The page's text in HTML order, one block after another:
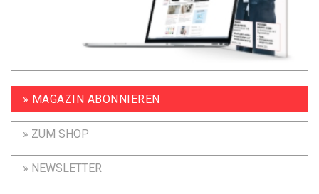
» MAGAZIN ABONNIEREN
» ZUM SHOP
» NEWSLETTER